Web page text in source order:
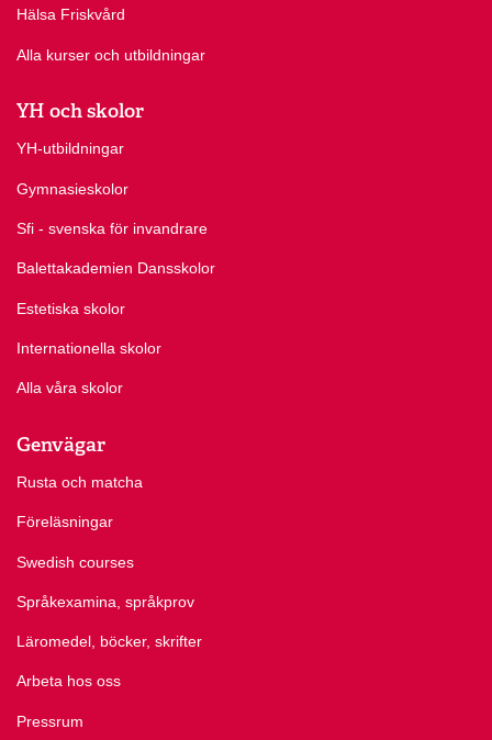
Hälsa Friskvård
Alla kurser och utbildningar
YH och skolor
YH-utbildningar
Gymnasieskolor
Sfi - svenska för invandrare
Balettakademien Dansskolor
Estetiska skolor
Internationella skolor
Alla våra skolor
Genvägar
Rusta och matcha
Föreläsningar
Swedish courses
Språkexamina, språkprov
Läromedel, böcker, skrifter
Arbeta hos oss
Pressrum